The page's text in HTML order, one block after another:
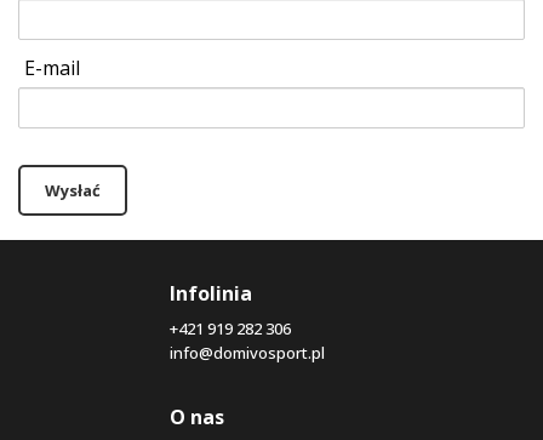
E-mail
Wysłać
Infolinia
+421 919 282 306
info@domivosport.pl
O nas